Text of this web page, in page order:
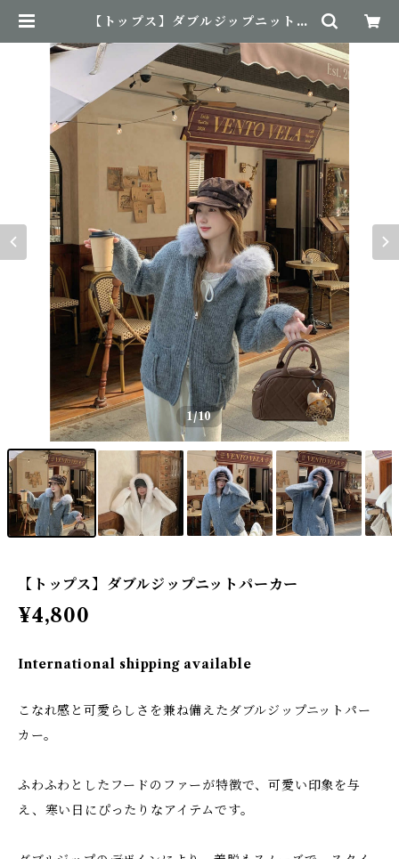
【トップス】ダブルジップニットパ
1/10
【トップス】ダブルジップニットパーカー
¥4,800
International shipping available
こなれ感と可愛らしさを兼ね備えたダブルジップニットパー
カー。
ふわふわとしたフードのファーが特徴で、可愛い印象を与
え、寒い日にぴったりなアイテムです。